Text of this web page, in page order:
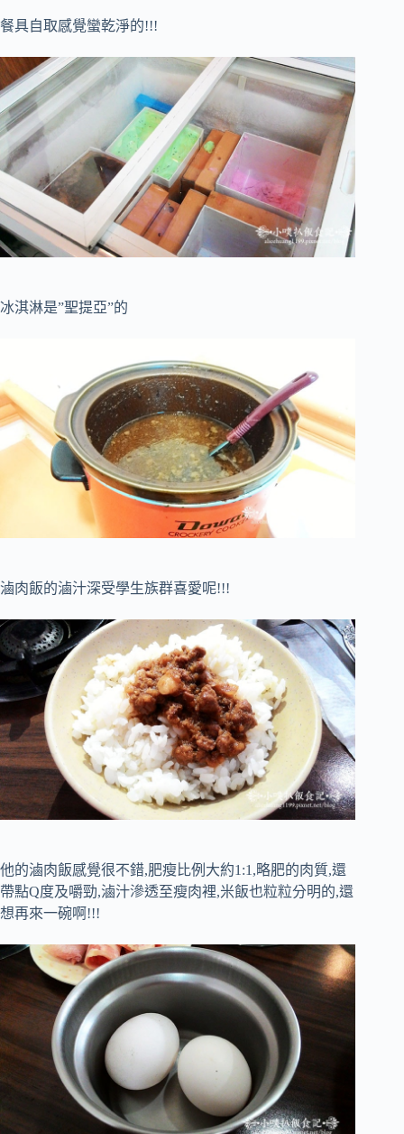
餐具自取感覺蠻乾淨的!!!
冰淇淋是”聖提亞”的
滷肉飯的滷汁深受學生族群喜愛呢!!!
他的滷肉飯感覺很不錯,肥瘦比例大約1:1,略肥的肉質,還
帶點Q度及嚼勁,滷汁滲透至瘦肉裡,米飯也粒粒分明的,還
想再來一碗啊!!!